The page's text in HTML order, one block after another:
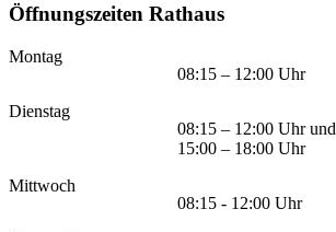
Öffnungszeiten Rathaus
Montag
08:15 – 12:00 Uhr
Dienstag
08:15 – 12:00 Uhr und
15:00 – 18:00 Uhr
Mittwoch
08:15 - 12:00 Uhr